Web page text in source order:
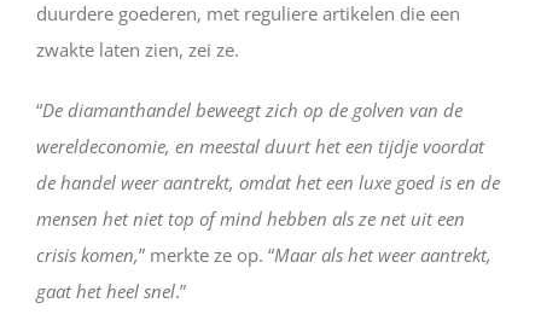
duurdere goederen, met reguliere artikelen die een
zwakte laten zien, zei ze.
“De diamanthandel beweegt zich op de golven van de
wereldeconomie, en meestal duurt het een tijdje voordat
de handel weer aantrekt, omdat het een luxe goed is en de
mensen het niet top of mind hebben als ze net uit een
crisis komen,” merkte ze op. “Maar als het weer aantrekt,
gaat het heel snel.”